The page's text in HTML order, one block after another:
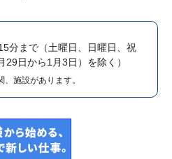
分まで （土曜日、日曜日、祝
日から1月3日）を除く）
施設があります。